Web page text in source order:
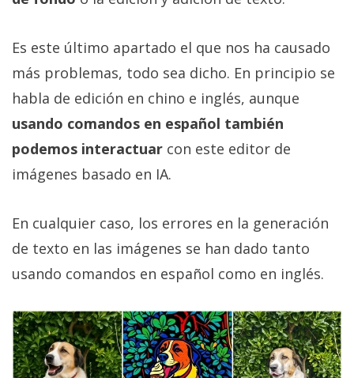
Es este último apartado el que nos ha causado
más problemas, todo sea dicho. En principio se
habla de edición en chino e inglés, aunque
usando comandos en español también
podemos interactuar con este editor de
imágenes basado en IA.
En cualquier caso, los errores en la generación
de texto en las imágenes se han dado tanto
usando comandos en español como en inglés.